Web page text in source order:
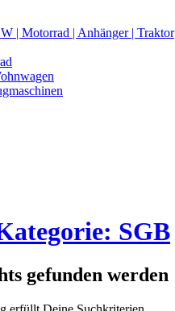
| Motorrad | Anhänger | Traktor
SGB
gefunden werden